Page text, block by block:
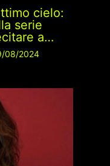
cielo:
serie
a…
08/2024